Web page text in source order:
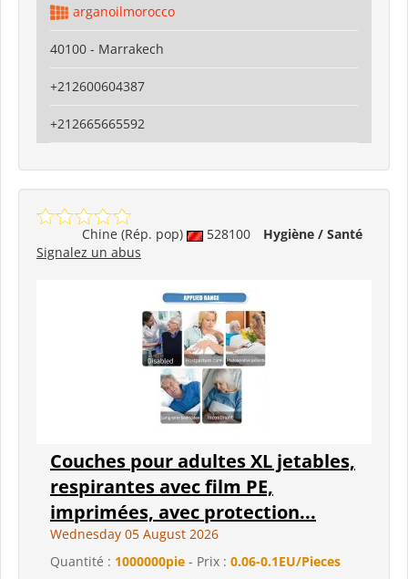
arganoilmorocco
40100 - Marrakech
+212600604387
+212665665592
Chine (Rép. pop) 528100
Hygiène / Santé
Signalez un abus
Couches pour adultes XL jetables,
respirantes avec film PE,
imprimées, avec protection...
Wednesday 05 August 2026
Quantité : 1000000pie - Prix : 0.06-0.1EU/Pieces